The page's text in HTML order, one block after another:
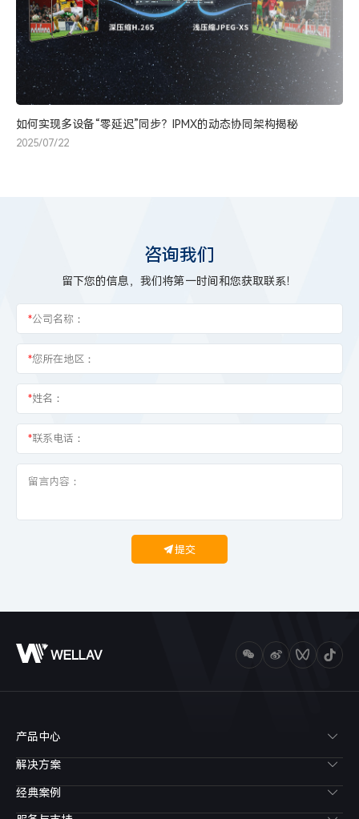
如何实现多设备“零延迟”同步？IPMX的动态协同架构揭秘
2025/07/22
咨询我们
留下您的信息，我们将第一时间和您获取联系！
*公司名称：
*您所在地区：
*姓名：
*联系电话：
提交
产品中心
解决方案
经典案例